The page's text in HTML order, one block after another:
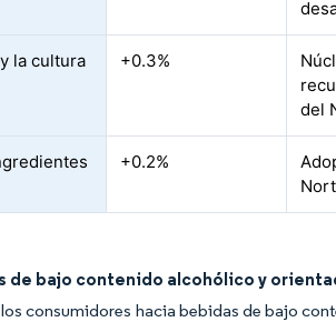
la cultura
+0.3%
del
+0.2%
bajo contenido alcohólico y
consumidores hacia bebidas de bajo